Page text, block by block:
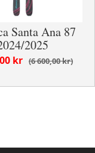
Santa Ana 87
2025
6 600,00 kr
kr